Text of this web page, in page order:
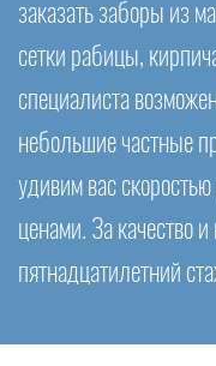
заказать заборы из
сетки рабицы,
специалиста
небольшие частные
удивим вас
ценами. За качество
пятнадцатилетний